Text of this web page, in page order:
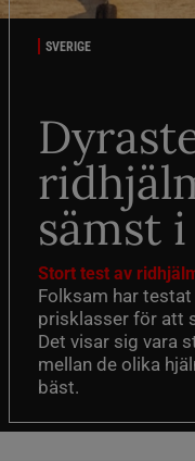
SVERIGE
sämst
Stort test av
Folksam har
prisklasser för att
Det visar sig vara
mellan de olika
bäst.